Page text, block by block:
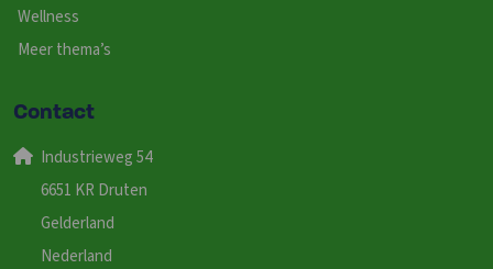
Wellness
Meer thema’s
Contact
Industrieweg 54
6651 KR Druten
Gelderland
Nederland